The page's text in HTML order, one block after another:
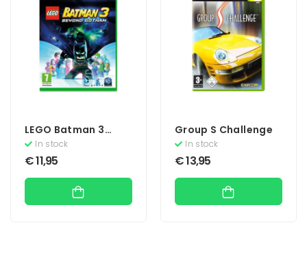
LEGO Batman 3
Beyond Gotham
In stock
€11,95
Group S Challenge
In stock
€13,95